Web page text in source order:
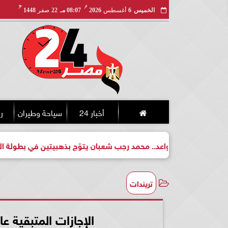
الخميس 6 أغسطس 2026
مـ
08:07 مـ 22 صفر 1448
هـ
أخبار 24 سياحة وطيران
واعد.. محمد رجب شعبان يتوّج بذهبيتين في بطولة الجمهورية
تريندات
الإجازات المتبقية عام 2023 وجدول عطلات